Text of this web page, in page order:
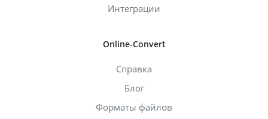
Интеграции
Online-Convert
Справка
Блог
Форматы файлов